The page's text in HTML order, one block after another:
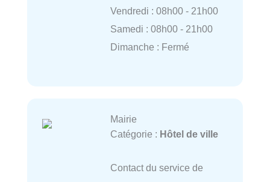
Vendredi : 08h00 - 21h00
Samedi : 08h00 - 21h00
Dimanche : Fermé
Mairie
Catégorie : Hôtel de ville
Contact du service de